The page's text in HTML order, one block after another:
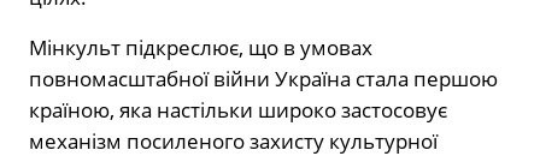
Мінкульт підкреслює, що в умовах
повномасштабної війни Україна стала першою
країною, яка настільки широко застосовує
механізм посиленого захисту культурної